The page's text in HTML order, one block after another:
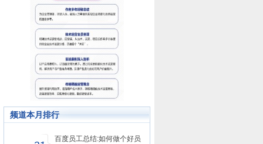
频道本月排行
百度员工总结:如何做个好员